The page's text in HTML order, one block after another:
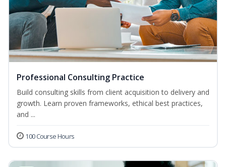
Professional Consulting Practice
Build consulting skills from client acquisition to delivery and
growth. Learn proven frameworks, ethical best practices,
and ...
100 Course Hours